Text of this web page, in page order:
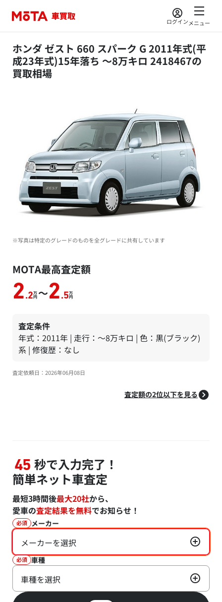
ログインメニュー
ホンダ ゼスト 660 スパーク G 2011年式(平
成23年式)15年落ち ～8万キロ 2418467の
買取相場
※写真は特定のグレードのものを全グレードに共有しています
MOTA最高査定額
2 .2万
円 ～2 .5万
円
査定条件
年式：2011年 | 走行：～8万キロ | 色：黒(ブラック)
系 | 修復歴：なし
査定依頼日：2026年06月08日
査定額の2位以下を見る
45 秒で入力完了！
簡単ネット車査定
最短3時間後最大20社から、
愛車の査定結果を無料でお知らせ！
必須 メーカー
メーカーを選択
必須 車種
車種を選択